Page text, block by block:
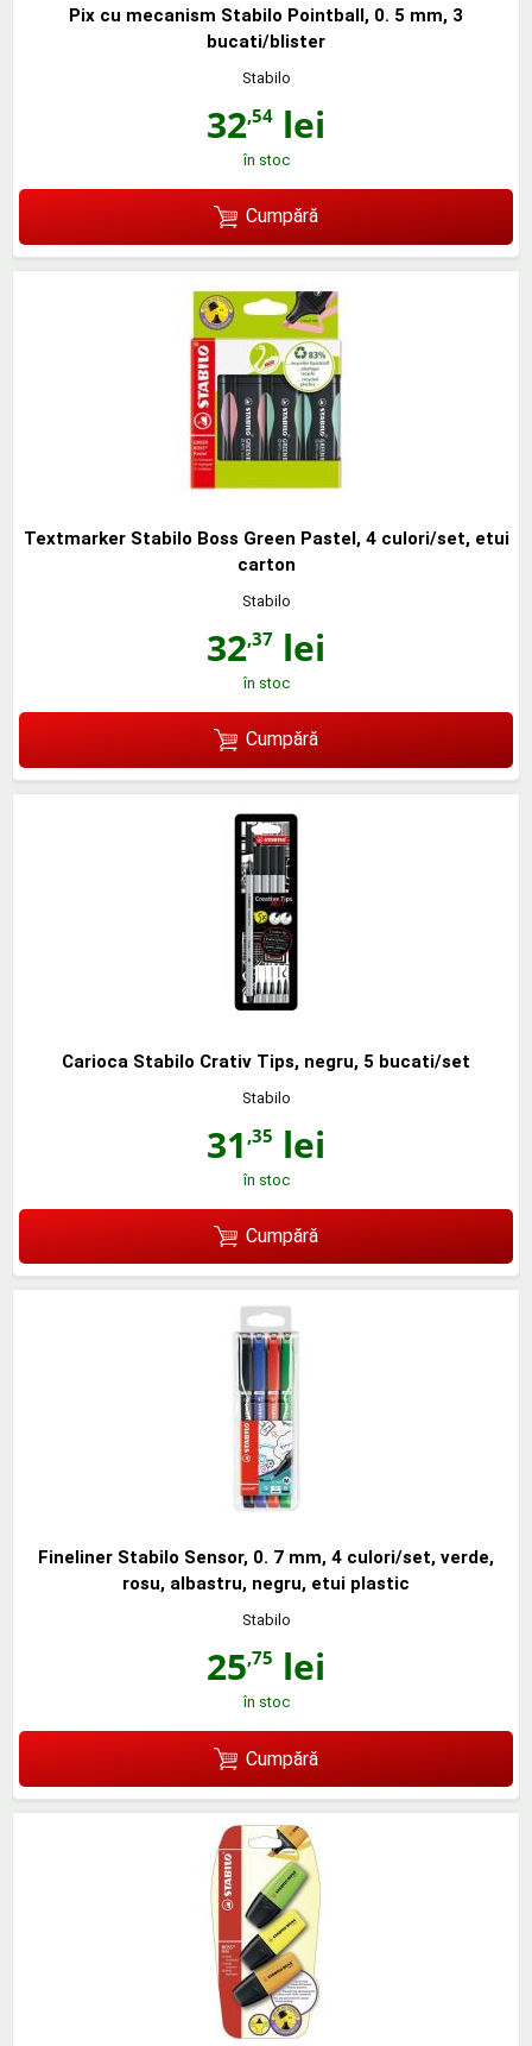
Pix cu mecanism Stabilo Pointball, 0. 5 mm, 3
bucati/blister
Stabilo
32,54 lei
în stoc
Cumpără
Textmarker Stabilo Boss Green Pastel, 4 culori/set, etui
carton
Stabilo
32,37 lei
în stoc
Cumpără
Carioca Stabilo Crativ Tips, negru, 5 bucati/set
Stabilo
31 ,35 lei
în stoc
Cumpără
Fineliner Stabilo Sensor, 0. 7 mm, 4 culori/set, verde,
rosu, albastru, negru, etui plastic
Stabilo
25,75 lei
în stoc
Cumpără